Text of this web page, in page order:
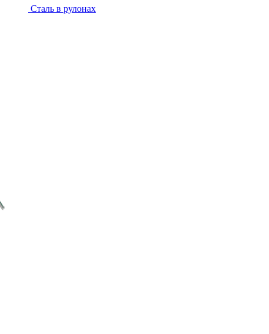
Сталь в рулонах